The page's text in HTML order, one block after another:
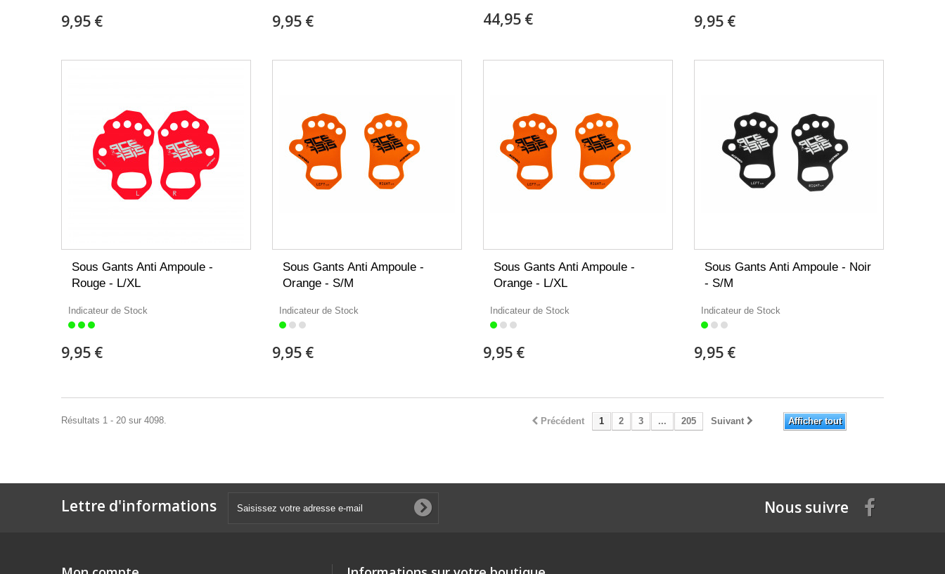
9,95 € 9,95 € 44,95 € 9,95 €
Sous Gants Anti Ampoule -
Rouge - L/XL
Indicateur de Stock
9,95 €
Sous Gants Anti Ampoule -
Orange - S/M
Indicateur de Stock
9,95 €
Sous Gants Anti Ampoule -
Orange - L/XL
Indicateur de Stock
9,95 €
Sous Gants Anti Ampoule - Noir
- S/M
Indicateur de Stock
9,95 €
Afficher tout
Précédent 1 2 3 ... 205 Suivant
Résultats 1 - 20 sur 4098.
Lettre d'informations Nous suivre